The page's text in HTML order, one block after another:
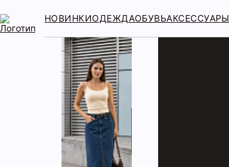
НОВИНКИОДЕЖДАОБУВЬАКСЕССУАРЫ